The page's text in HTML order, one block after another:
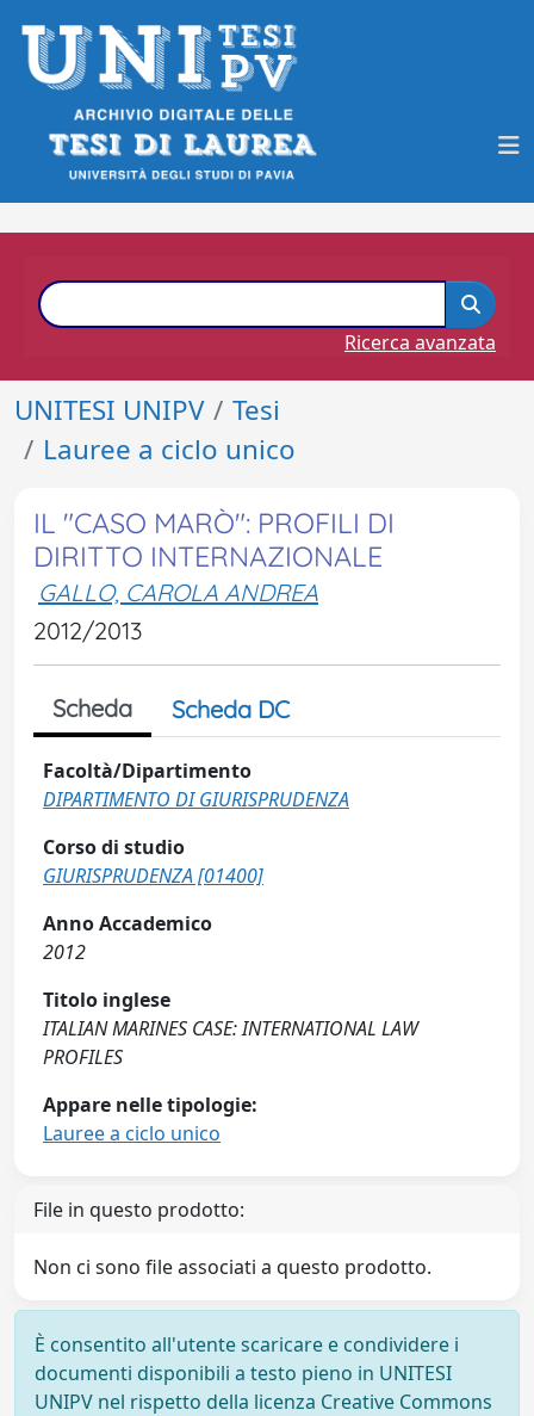
Ricerca avanzata
UNITESI UNIPV
Tesi
Lauree a ciclo unico
IL "CASO MARÒ": PROFILI DI
DIRITTO INTERNAZIONALE
GALLO, CAROLA ANDREA
2012/2013
Scheda Scheda DC
Facoltà/Dipartimento
DIPARTIMENTO DI GIURISPRUDENZA
Corso di studio
GIURISPRUDENZA [01400]
Anno Accademico
2012
Titolo inglese
ITALIAN MARINES CASE: INTERNATIONAL LAW
PROFILES
Appare nelle tipologie:
Lauree a ciclo unico
File in questo prodotto:
Non ci sono file associati a questo prodotto.
È consentito all'utente scaricare e condividere i
documenti disponibili a testo pieno in UNITESI
UNIPV nel rispetto della licenza Creative Commons